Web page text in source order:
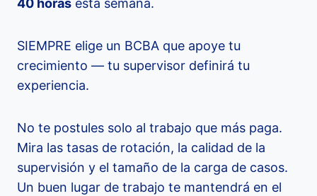
40 horas esta semana.
SIEMPRE elige un BCBA que apoye tu
crecimiento — tu supervisor definirá tu
experiencia.
No te postules solo al trabajo que más paga.
Mira las tasas de rotación, la calidad de la
supervisión y el tamaño de la carga de casos.
Un buen lugar de trabajo te mantendrá en el